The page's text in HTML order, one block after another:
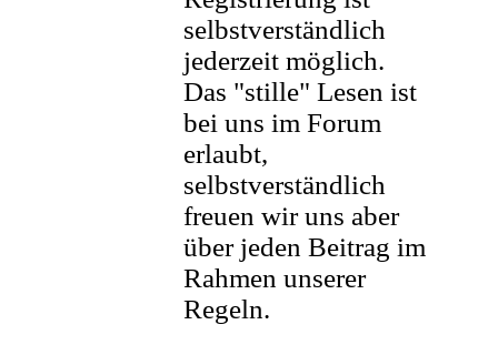
selbstverständlich
jederzeit möglich.
Das "stille" Lesen ist
bei uns im Forum
erlaubt,
selbstverständlich
freuen wir uns aber
über jeden Beitrag im
Rahmen unserer
Regeln.